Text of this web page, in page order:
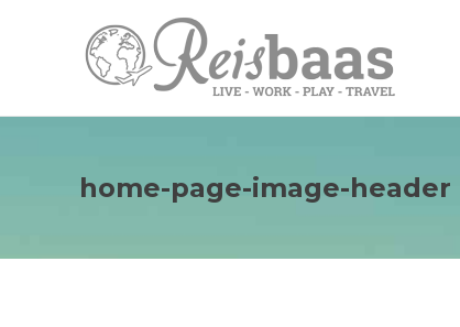
home-page-image-header